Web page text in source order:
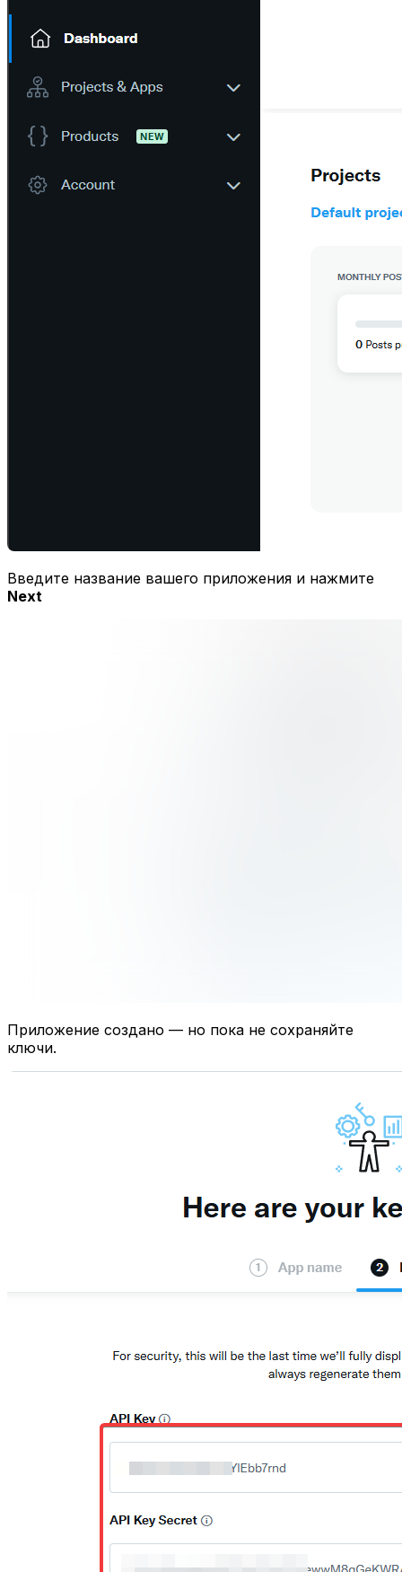
Введите название вашего приложения и нажмите
Next
Приложение создано — но пока не сохраняйте
ключи.